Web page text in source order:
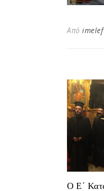
Από imelef
Ο Ε΄